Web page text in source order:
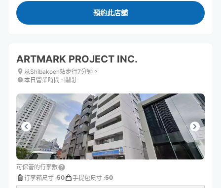
預約此店舖
ARTMARK PROJECT INC.
从Shibakoen站步行7分钟。
本日營業時間 : 關閉
可保管的行李數
行李箱尺寸 :50 手提包尺寸 :50